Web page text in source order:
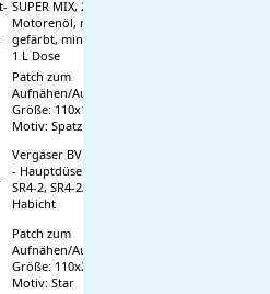
SUPER MIX, 2-Takt-
Motorenöl, rot
gefärbt, mineralisch,
1 L Dose
Patch zum
Aufnähen/Aufbügeln,
Größe: 110x19 mm,
Motiv: Spatz
Vergaser BVF 16N1-6
- Hauptdüse: 50 -
SR4-2, SR4-2/1, SR4-4
Habicht
Patch zum
Aufnähen/Aufbügeln,
Größe: 110x21 mm,
Motiv: Star